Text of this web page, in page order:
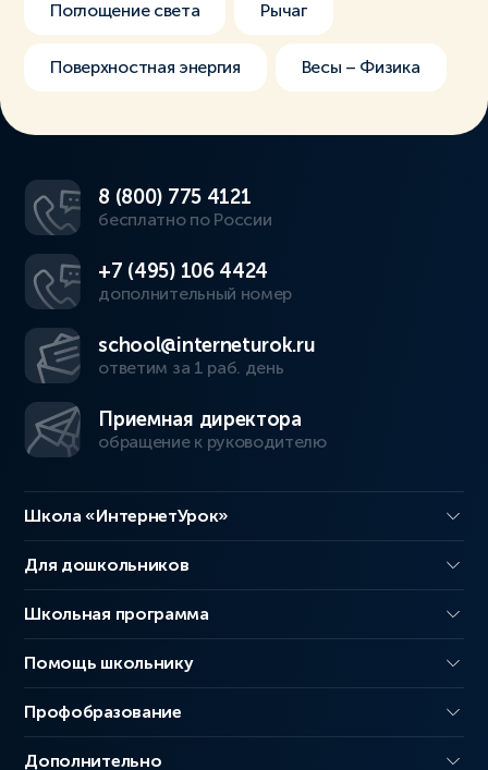
Поглощение света Рычаг
Поверхностная энергия Весы – Физика
8 (800) 775 4121
бесплатно по России
+7 (495) 106 4424
дополнительный номер
school@interneturok.ru
ответим за 1 раб. день
Приемная директора
обращение к руководителю
Школа «ИнтернетУрок»
Для дошкольников
Школьная программа
Помощь школьнику
Профобразование
Дополнительно